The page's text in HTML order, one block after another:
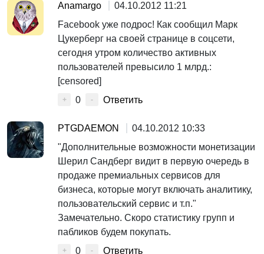
Anamargo
04.10.2012 11:21
Facebook уже подрос! Как сообщил Марк
Цукерберг на своей странице в соцсети,
сегодня утром количество активных
пользователей превысило 1 млрд.:
[censored]
+ 0 - Ответить
PTGDAEMON
04.10.2012 10:33
"Дополнительные возможности монетизации
Шерил Сандберг видит в первую очередь в
продаже премиальных сервисов для
бизнеса, которые могут включать аналитику,
пользовательский сервис и т.п."
Замечательно. Скоро статистику групп и
пабликов будем покупать.
+ 0 - Ответить